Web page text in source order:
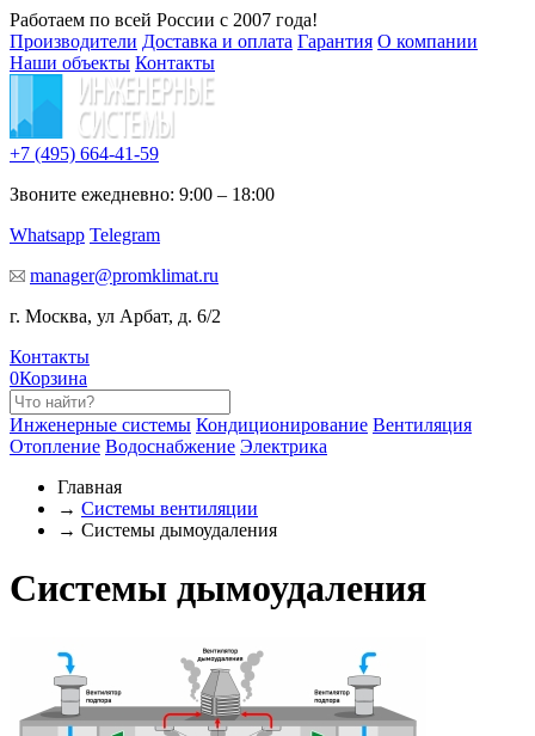
Работаем по всей России с 2007 года!
Производители Доставка и оплата Гарантия О компании
Наши объекты Контакты
+7 (495) 664-41-59
Звоните ежедневно: 9:00 – 18:00
Whatsapp Telegram
manager@promklimat.ru
г. Москва, ул Арбат, д. 6/2
Контакты
0Корзина
Инженерные системы Кондиционирование Вентиляция
Отопление Водоснабжение Электрика
Главная
→ Системы вентиляции
→ Системы дымоудаления
Системы дымоудаления